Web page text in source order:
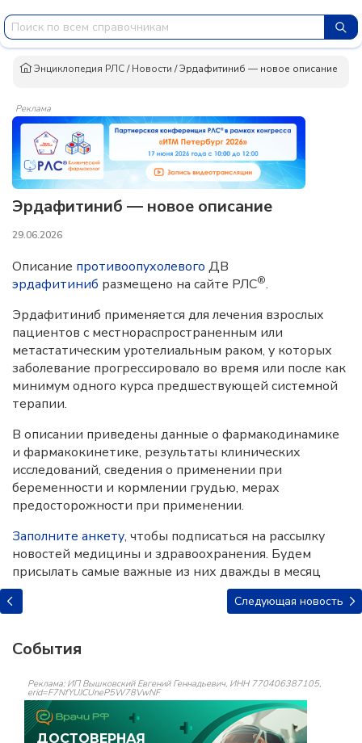
Энциклопедия РЛС/Новости /Эрдафитиниб — новое описание
Реклама
Эрдафитиниб — новое описание
29.06.2026
Описание противоопухолевого ДВ
эрдафитиниб размещено на сайте РЛС®.
Эрдафитиниб применяется для лечения взрослых
пациентов с местнораспространенным или
метастатическим уротелиальным раком, у которых
заболевание прогрессировало во время или после как
минимум одного курса предшествующей системной
терапии.
В описании приведены данные о фармакодинамике
и фармакокинетике, результаты клинических
исследований, сведения о применении при
беременности и кормлении грудью, мерах
предосторожности при применении.
Заполните анкету, чтобы подписаться на рассылку
новостей медицины и здравоохранения. Будем
присылать самые важные из них дважды в месяц
Следующая новость
События
Реклама: ИП Вышковский Евгений Геннадьевич, ИНН 770406387105,
erid=F7NfYUJCUneP5W78VwNF